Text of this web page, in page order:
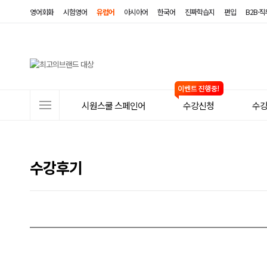
영어회화 시험영어 유럽어 아시아어 한국어 진짜학습지 편입 B2B·
뉴
시원스쿨 스페인어 수강신청 수
수강후기